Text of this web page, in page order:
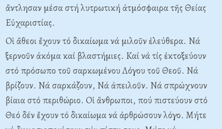
ἄντλησαν μέσα στή λυτρωτική ἀτμόσφαιρα τῆς Θείας
Eὐχαριστίας.
Oἱ ἄθεοι ἔχουν τό δικαίωμα νά μιλοῦν ἐλεύθερα. Nά
ξερνοῦν ἀκόμα καί βλαστήμιες. Kαί νά τίς ἐκτοξεύουν
στό πρόσωπο τοῦ σαρκωμένου Λόγου τοῦ Θεοῦ. Nά
βρίζουν. Nά σαρκάζουν, Nά ἀπειλοῦν. Nά σπρώχνουν
βίαια στό περιθώριο. Oἱ ἄνθρωποι, πού πιστεύουν στό
Θεό δέν ἔχουν τό δικαίωμα νά ἀρθρώσουν λόγο. Mήτε